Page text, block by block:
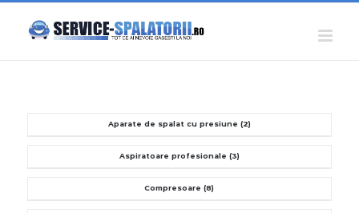
Aparate de spalat cu presiune (2)
Aspiratoare profesionale (3)
Compresoare(8)